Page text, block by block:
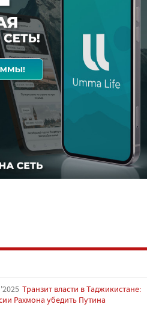
Транзит власти в Таджикистане:
Рахмона убедить Путина